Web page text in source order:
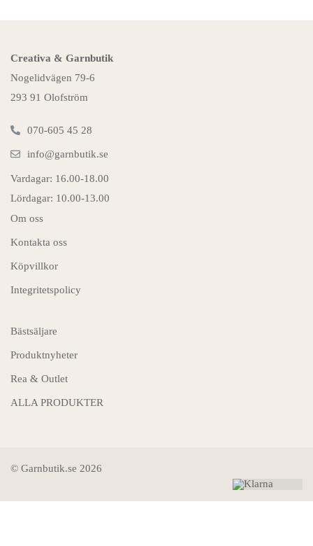
Creativa & Garnbutik
Nogelidvägen 79-6
293 91 Olofström
070-605 45 28
info@garnbutik.se
Vardagar: 16.00-18.00
Lördagar: 10.00-13.00
Om oss
Kontakta oss
Köpvillkor
Integritetspolicy
Bästsäljare
Produktnyheter
Rea & Outlet
ALLA PRODUKTER
© Garnbutik.se 2026